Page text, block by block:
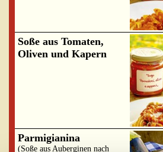
Soße aus Tomaten,
Oliven und Kapern
Parmigianina
(Soße aus Auberginen nach